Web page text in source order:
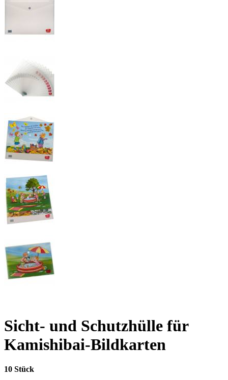
Sicht- und Schutzhülle für
Kamishibai-Bildkarten
10 Stück